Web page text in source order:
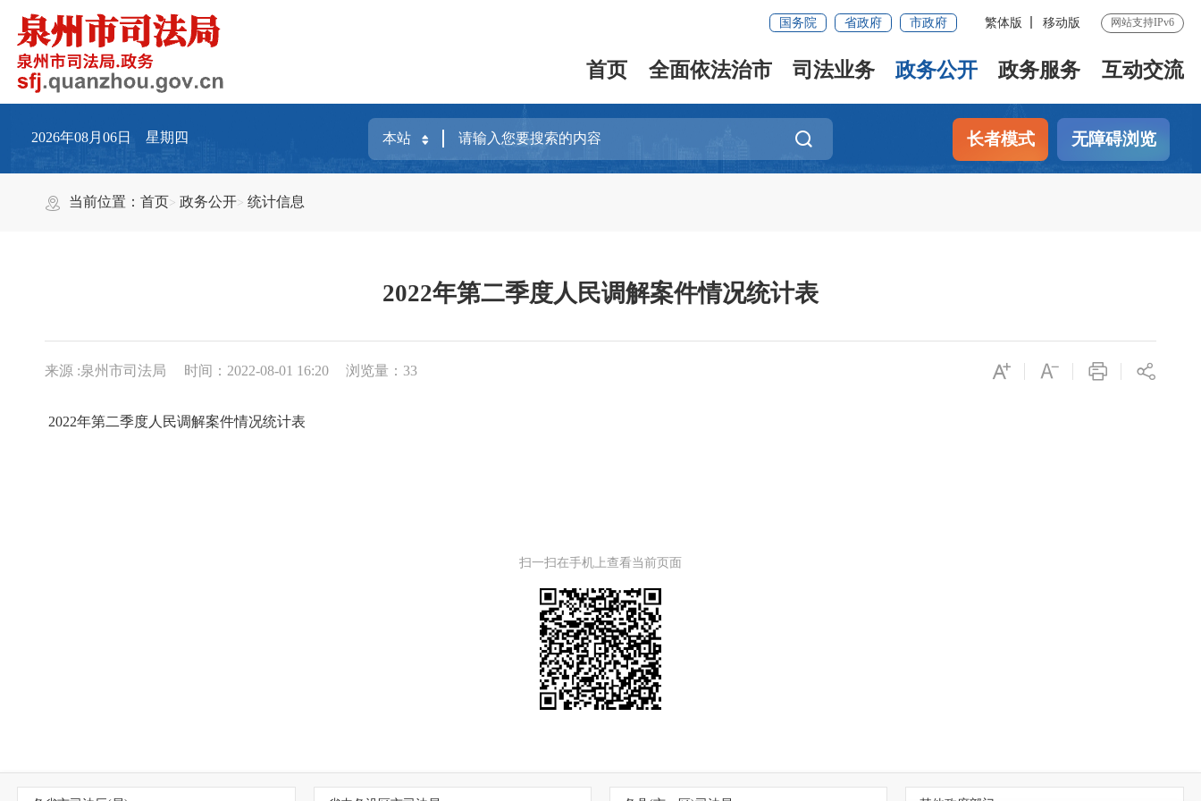
国务院 省政府 市政府 繁体版 移动版 网站支持IPv6
首页 全面依法治市 司法业务 政务公开 政务服务 互动交流
2026年08月06日 星期四 长者模式 无障碍浏览
当前位置：首页 政务公开 统计信息
2022年第二季度人民调解案件情况统计表
来源 :泉州市司法局 时间：2022-08-01 16:20 浏览量： 33
2022年第二季度人民调解案件情况统计表
扫一扫在手机上查看当前页面